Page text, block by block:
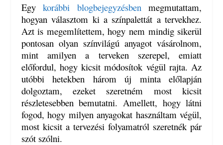
Egykorábbi blogbejegyzésben megmutattam,
hogyan választom ki a színpalettát a tervekhez.
Azt is megemlítettem, hogy nem mindig sikerül
pontosan olyan színvilágú anyagot vásárolnom,
mint amilyen a terveken szerepel, emiatt
előfordul, hogy kicsit módosítok végül rajta. Az
utóbbi hetekben három új minta előlapján
dolgoztam, ezeket szeretném most kicsit
részletesebben bemutatni. Amellett, hogy látni
fogod, hogy milyen anyagokat használtam végül,
most kicsit a tervezési folyamatról szeretnék pár
szót szólni.